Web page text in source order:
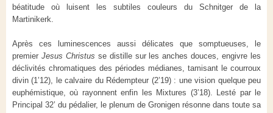
béatitude où luisent les subtiles couleurs du Schnitger de la
Martinikerk.
Après ces luminescences aussi délicates que somptueuses, le
premier Jesus Christus se distille sur les anches douces, engivre les
déclivités chromatiques des périodes médianes, tamisant le courroux
divin (1’12), le calvaire du Rédempteur (2’19) : une vision quelque peu
euphémistique, où rayonnent enfin les Mixtures (3’18). Lesté par le
Principal 32’ du pédalier, le plenum de Gronigen résonne dans toute sa